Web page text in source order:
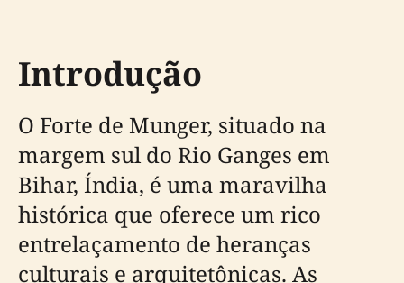
Introdução
O Forte de Munger, situado na
margem sul do Rio Ganges em
Bihar, Índia, é uma maravilha
histórica que oferece um rico
entrelaçamento de heranças
culturais e arquitetônicas. As